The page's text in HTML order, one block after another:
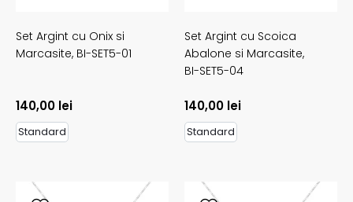
Set Argint cu Onix si
Marcasite, BI-SET5-01
140,00 lei
Standard
Set Argint cu Scoica
Abalone si Marcasite,
BI-SET5-04
140,00 lei
Standard